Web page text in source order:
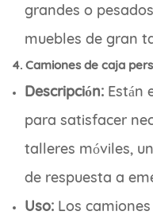
grandes o
muebles de gran
4. Camiones de caja
Descripción: Están
para satisfacer
talleres móviles,
de respuesta a
Uso: Los